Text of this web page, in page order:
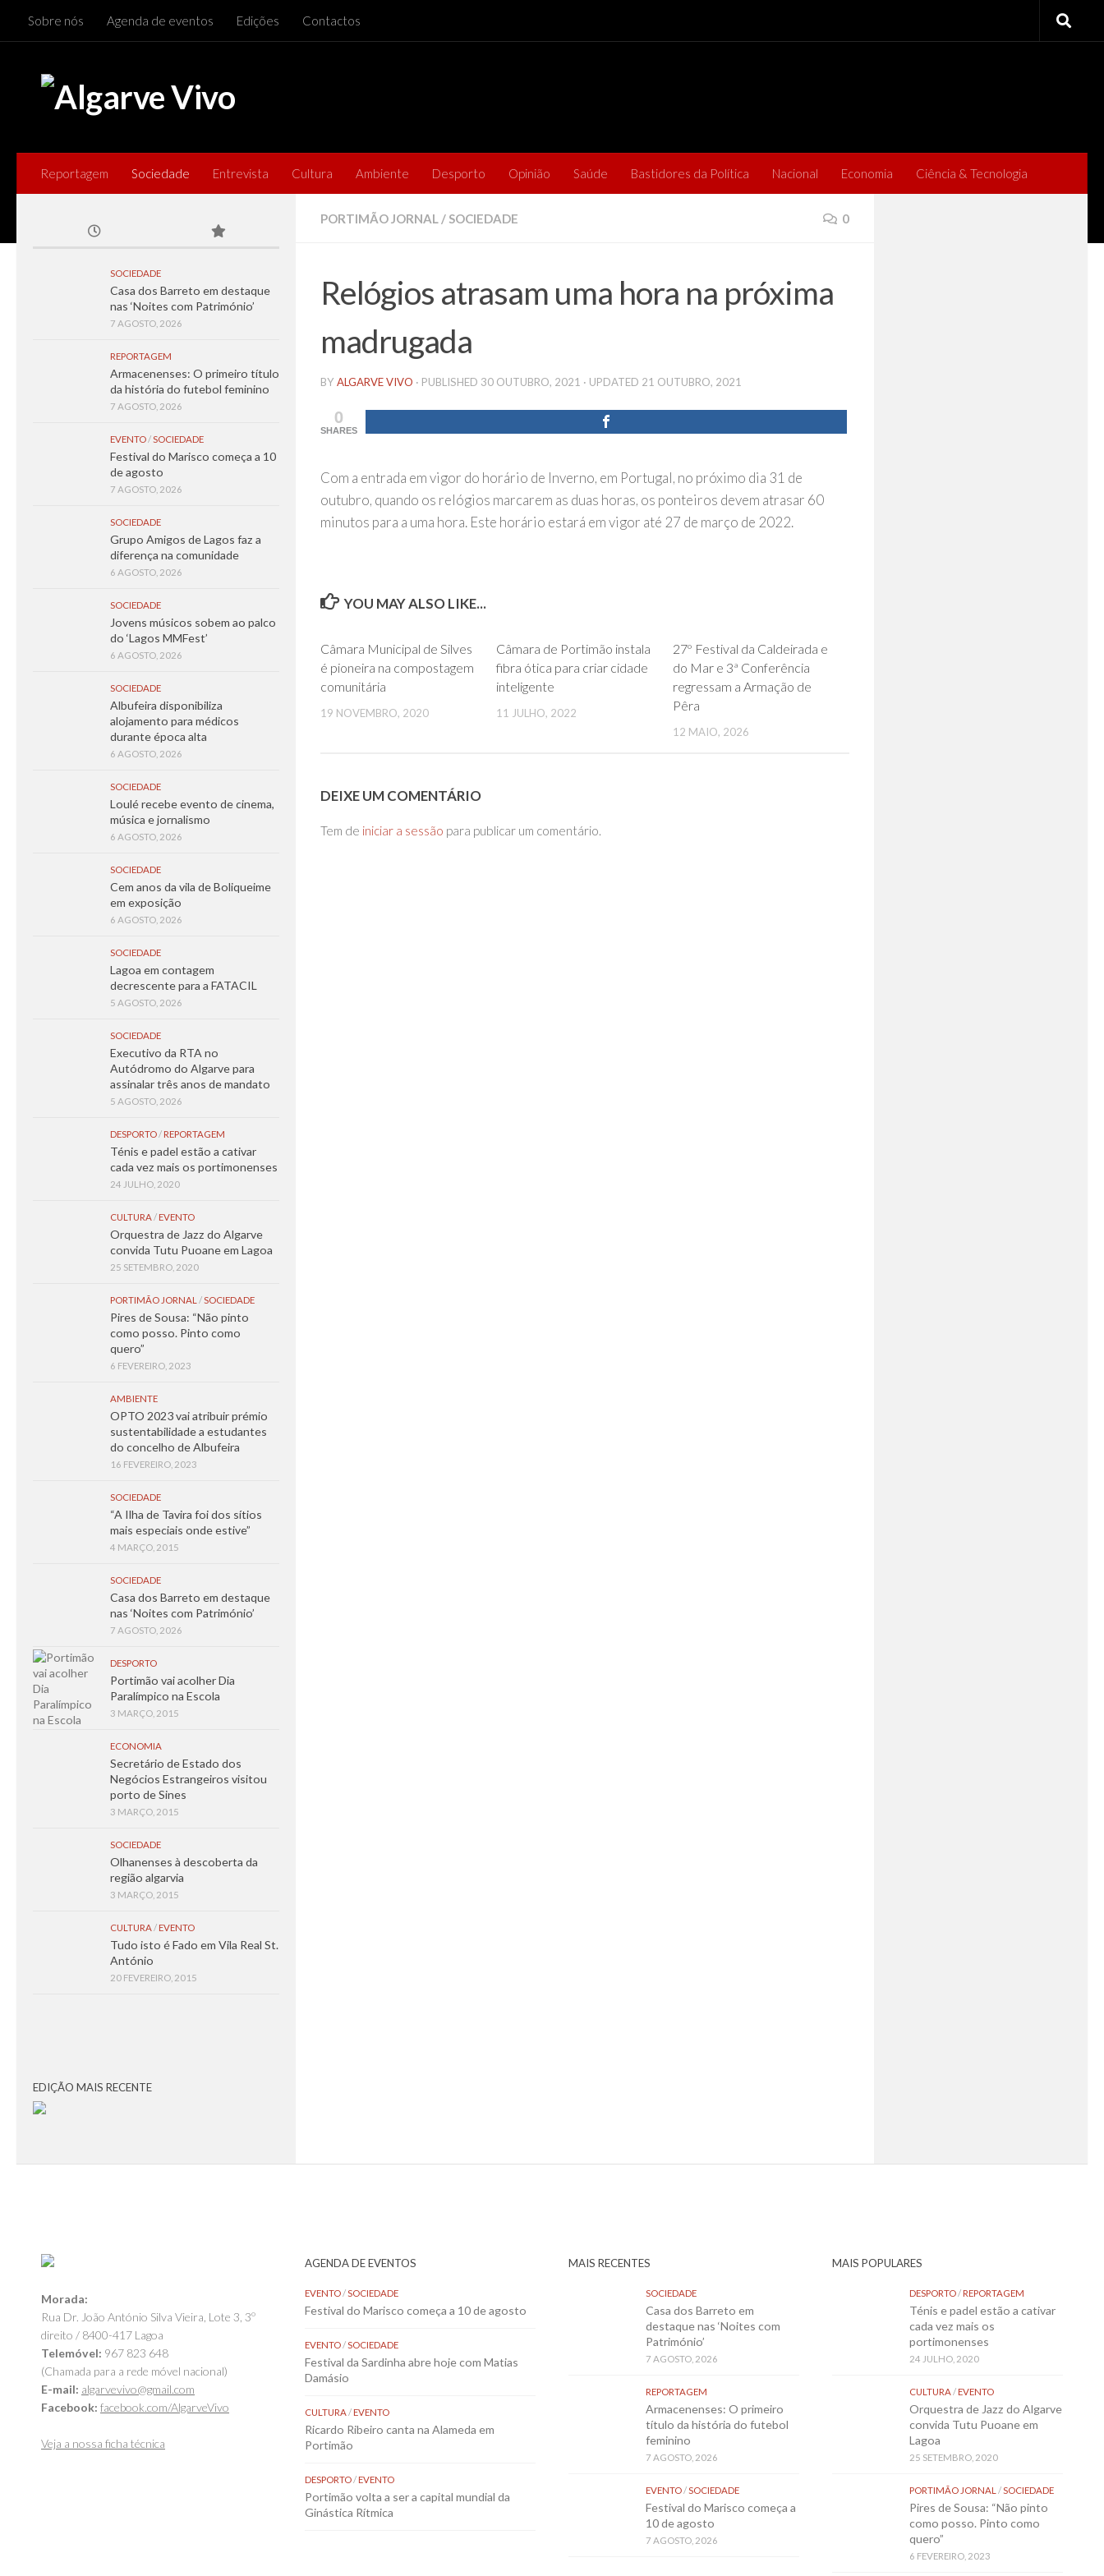
Skip to content
Sobre nós Agenda de eventos Edições Contactos
Reportagem Sociedade Entrevista Cultura Ambiente Desporto Opinião Saúde Bastidores da Política Nacional Economia Ciência & Tecnologia
PORTIMÃO JORNAL / SOCIEDADE 0
Relógios atrasam uma hora na próxima
madrugada
BY ALGARVE VIVO · PUBLISHED 30 OUTUBRO, 2021 · UPDATED 21 OUTUBRO, 2021
0
SHARES
Com a entrada em vigor do horário de Inverno, em Portugal, no próximo dia 31 de
outubro, quando os relógios marcarem as duas horas, os ponteiros devem atrasar 60
minutos para a uma hora. Este horário estará em vigor até 27 de março de 2022.
YOU MAY ALSO LIKE...
Câmara Municipal de Silves
é pioneira na compostagem
comunitária
19 NOVEMBRO, 2020
Câmara de Portimão instala
fibra ótica para criar cidade
inteligente
11 JULHO, 2022
27º Festival da Caldeirada e
do Mar e 3ª Conferência
regressam a Armação de
Pêra
12 MAIO, 2026
DEIXE UM COMENTÁRIO
Tem de iniciar a sessão para publicar um comentário.
SOCIEDADE
Casa dos Barreto em destaque
nas ‘Noites com Património’
7 AGOSTO, 2026
REPORTAGEM
Armacenenses: O primeiro título
da história do futebol feminino
7 AGOSTO, 2026
EVENTO/SOCIEDADE
Festival do Marisco começa a 10
de agosto
7 AGOSTO, 2026
SOCIEDADE
Grupo Amigos de Lagos faz a
diferença na comunidade
6 AGOSTO, 2026
SOCIEDADE
Jovens músicos sobem ao palco
do ‘Lagos MMFest’
6 AGOSTO, 2026
SOCIEDADE
Albufeira disponibiliza
alojamento para médicos
durante época alta
6 AGOSTO, 2026
SOCIEDADE
Loulé recebe evento de cinema,
música e jornalismo
6 AGOSTO, 2026
SOCIEDADE
Cem anos da vila de Boliqueime
em exposição
6 AGOSTO, 2026
SOCIEDADE
Lagoa em contagem
decrescente para a FATACIL
5 AGOSTO, 2026
SOCIEDADE
Executivo da RTA no
Autódromo do Algarve para
assinalar três anos de mandato
5 AGOSTO, 2026
DESPORTO/ REPORTAGEM
Ténis e padel estão a cativar
cada vez mais os portimonenses
24 JULHO, 2020
CULTURA/ EVENTO
Orquestra de Jazz do Algarve
convida Tutu Puoane em Lagoa
25 SETEMBRO, 2020
PORTIMÃO JORNAL /SOCIEDADE
Pires de Sousa: “Não pinto
como posso. Pinto como
quero”
6 FEVEREIRO, 2023
AMBIENTE
OPTO 2023 vai atribuir prémio
sustentabilidade a estudantes
do concelho de Albufeira
16 FEVEREIRO, 2023
SOCIEDADE
“A Ilha de Tavira foi dos sítios
mais especiais onde estive”
4 MARÇO, 2015
SOCIEDADE
Casa dos Barreto em destaque
nas ‘Noites com Património’
7 AGOSTO, 2026
DESPORTO
Portimão vai acolher Dia
Paralímpico na Escola
3 MARÇO, 2015
ECONOMIA
Secretário de Estado dos
Negócios Estrangeiros visitou
porto de Sines
3 MARÇO, 2015
SOCIEDADE
Olhanenses à descoberta da
região algarvia
3 MARÇO, 2015
CULTURA/ EVENTO
Tudo isto é Fado em Vila Real St.
António
20 FEVEREIRO, 2015
EDIÇÃO MAIS RECENTE
Morada:
Rua Dr. João António Silva Vieira, Lote 3, 3º
direito / 8400-417 Lagoa
Telemóvel: 967 823 648
(Chamada para a rede móvel nacional)
E-mail: algarvevivo@gmail.com
Facebook: facebook.com/AlgarveVivo
Veja a nossa ficha técnica
AGENDA DE EVENTOS
EVENTO/SOCIEDADE
Festival do Marisco começa a 10 de agosto
EVENTO/SOCIEDADE
Festival da Sardinha abre hoje com Matias
Damásio
CULTURA/EVENTO
Ricardo Ribeiro canta na Alameda em
Portimão
DESPORTO/EVENTO
Portimão volta a ser a capital mundial da
Ginástica Rítmica
MAIS RECENTES
SOCIEDADE
Casa dos Barreto em
destaque nas ‘Noites com
Património’
7 AGOSTO, 2026
REPORTAGEM
Armacenenses: O primeiro
título da história do futebol
feminino
7 AGOSTO, 2026
EVENTO/SOCIEDADE
Festival do Marisco começa a
10 de agosto
7 AGOSTO, 2026
MAIS POPULARES
DESPORTO/REPORTAGEM
Ténis e padel estão a cativar
cada vez mais os
portimonenses
24 JULHO, 2020
CULTURA/EVENTO
Orquestra de Jazz do Algarve
convida Tutu Puoane em
Lagoa
25 SETEMBRO, 2020
PORTIMÃO JORNAL /SOCIEDADE
Pires de Sousa: “Não pinto
como posso. Pinto como
quero”
6 FEVEREIRO, 2023